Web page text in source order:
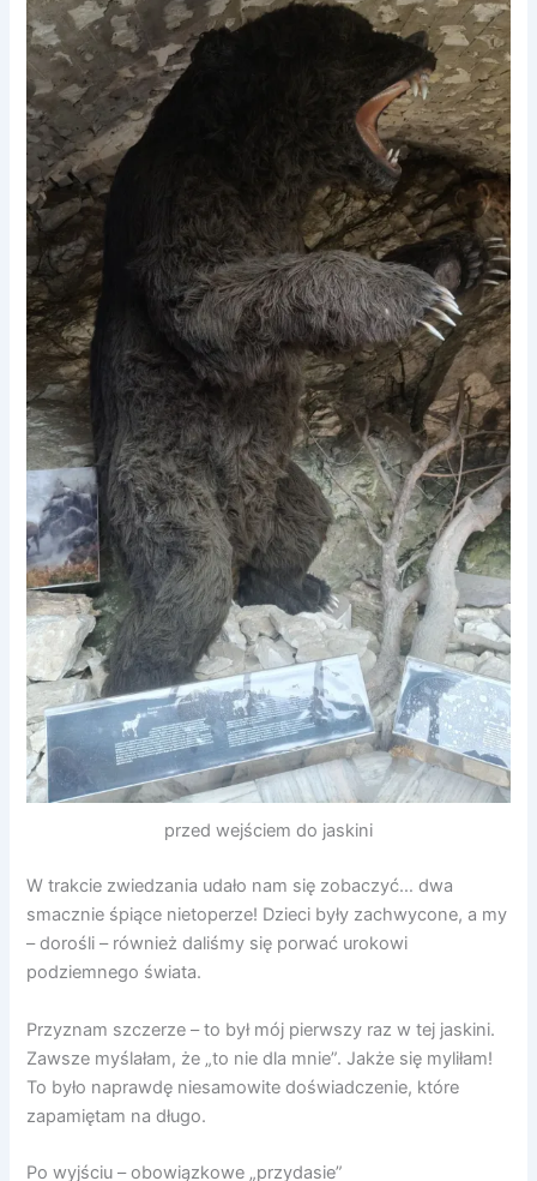
przed wejściem do jaskini
W trakcie zwiedzania udało nam się zobaczyć… dwa
smacznie śpiące nietoperze! Dzieci były zachwycone, a my
– dorośli – również daliśmy się porwać urokowi
podziemnego świata.
Przyznam szczerze – to był mój pierwszy raz w tej jaskini.
Zawsze myślałam, że „to nie dla mnie”. Jakże się myliłam!
To było naprawdę niesamowite doświadczenie, które
zapamiętam na długo.
Po wyjściu – obowiązkowe „przydasie”